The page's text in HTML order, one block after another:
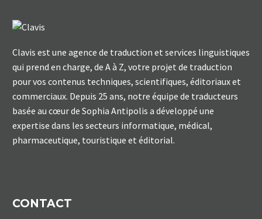
Clavis est une agence de traduction et services linguistiques
qui prend en charge, de A à Z, votre projet de traduction
pour vos contenus techniques, scientifiques, éditoriaux et
commerciaux. Depuis 25 ans, notre équipe de traducteurs
basée au cœur de Sophia Antipolis a développé une
expertise dans les secteurs informatique, médical,
pharmaceutique, touristique et éditorial.
CONTACT